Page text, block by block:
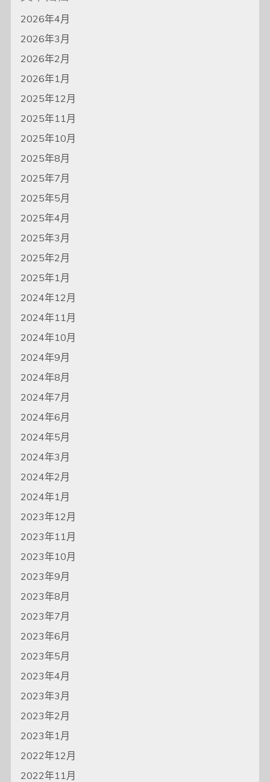
2026年4月
2026年3月
2026年2月
2026年1月
2025年12月
2025年11月
2025年10月
2025年8月
2025年7月
2025年5月
2025年4月
2025年3月
2025年2月
2025年1月
2024年12月
2024年11月
2024年10月
2024年9月
2024年8月
2024年7月
2024年6月
2024年5月
2024年3月
2024年2月
2024年1月
2023年12月
2023年11月
2023年10月
2023年9月
2023年8月
2023年7月
2023年6月
2023年5月
2023年4月
2023年3月
2023年2月
2023年1月
2022年12月
2022年11月